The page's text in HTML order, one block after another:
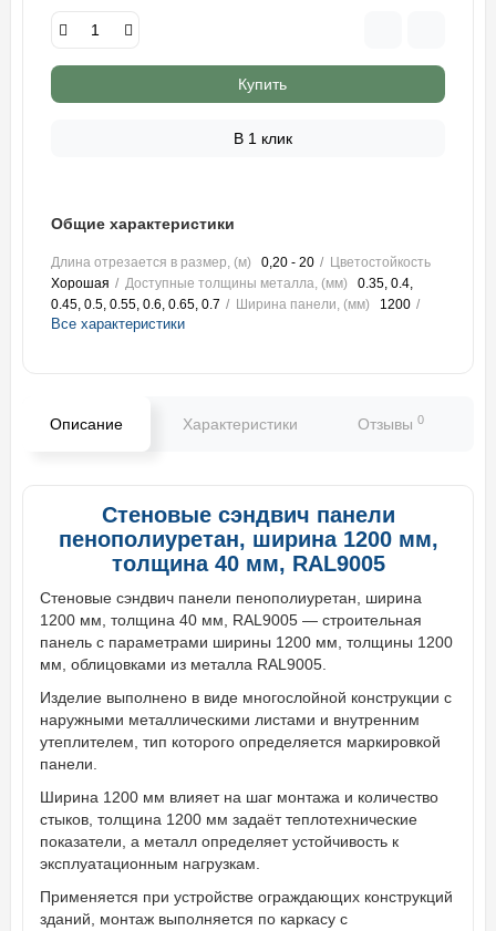
Купить
В 1 клик
Общие характеристики
Длина отрезается в размер, (м) 0,20 - 20
Цветостойкость
Хорошая
Доступные толщины металла, (мм)
0.35, 0.4,
0.45, 0.5, 0.55, 0.6, 0.65, 0.7
Ширина панели, (мм) 1200
Все характеристики
Описание Характеристики Отзывы 0
Стеновые сэндвич панели
пенополиуретан, ширина 1200 мм,
толщина 40 мм, RAL9005
Стеновые сэндвич панели пенополиуретан, ширина
1200 мм, толщина 40 мм, RAL9005 — строительная
панель с параметрами ширины 1200 мм, толщины 1200
мм, облицовками из металла RAL9005.
Изделие выполнено в виде многослойной конструкции с
наружными металлическими листами и внутренним
утеплителем, тип которого определяется маркировкой
панели.
Ширина 1200 мм влияет на шаг монтажа и количество
стыков, толщина 1200 мм задаёт теплотехнические
показатели, а металл определяет устойчивость к
эксплуатационным нагрузкам.
Применяется при устройстве ограждающих конструкций
зданий, монтаж выполняется по каркасу с